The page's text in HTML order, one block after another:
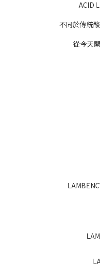
ACID
不同於傳統
從今天